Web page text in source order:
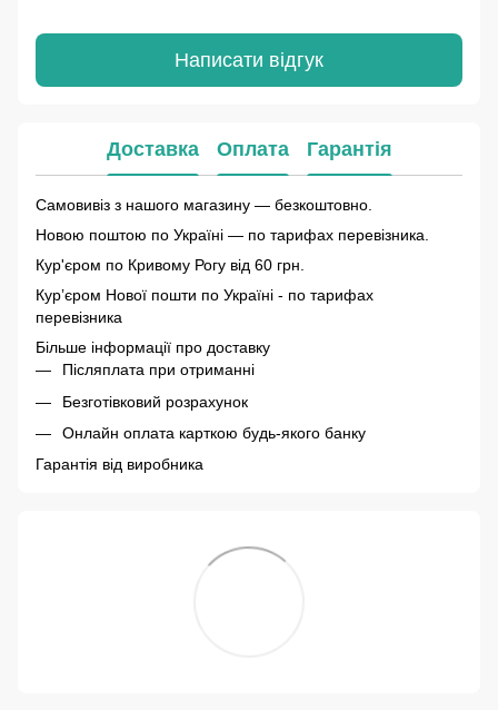
Написати відгук
Доставка Оплата Гарантія
Самовивіз з нашого магазину — безкоштовно.
Новою поштою по Україні — по тарифах перевізника.
Кур'єром по Кривому Рогу від 60 грн.
Курʼєром Нової пошти по Україні - по тарифах
перевізника
Більше інформації про доставку
Післяплата при отриманні
Безготівковий розрахунок
Онлайн оплата карткою будь-якого банку
Гарантія від виробника